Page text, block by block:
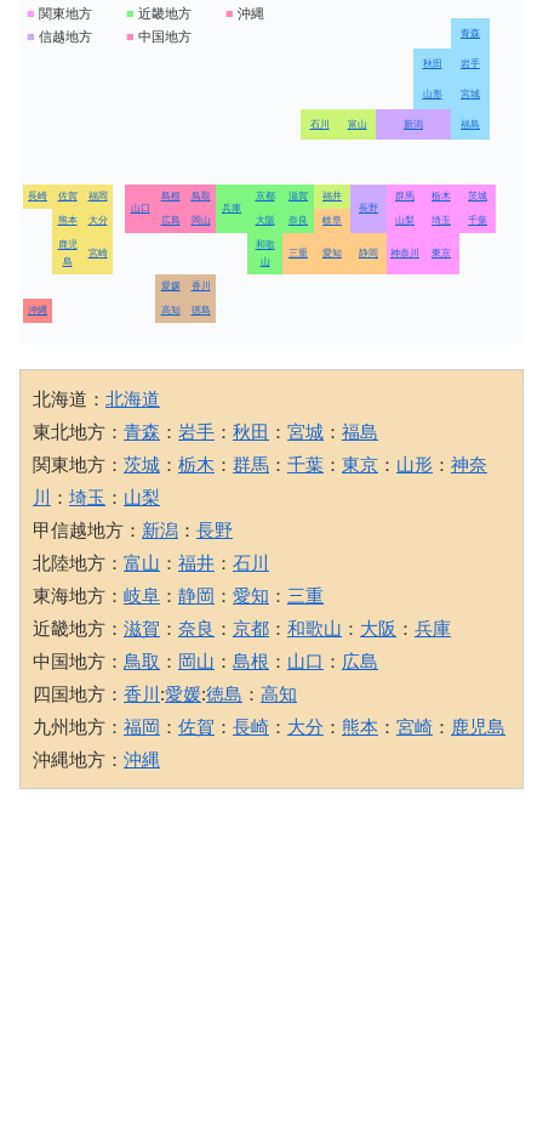
■ 関東地方
■ 信越地方
■ 近畿地方
■ 中国地方
■ 沖縄
青森
秋田 岩手
山形 宮城
石川 富山 新潟 福島
長崎 佐賀
福岡
山口
島根
鳥取
兵庫
京都 滋賀
福井
長野
群馬 栃木 茨城
熊本 大分 広島 岡山 大阪 奈良 岐阜 山梨 埼玉 千葉
鹿児
島
宮崎
和歌
山
三重 愛知 静岡 神奈川 東京
愛媛 香川
沖縄 高知 徳島
北海道： 北海道
東北地方： 青森 ： 岩手 ： 秋田 ： 宮城 ： 福島
関東地方： 茨城 ： 栃木 ： 群馬 ： 千葉 ： 東京 ： 山形 ： 神奈
川
： 埼玉 ： 山梨
甲信越地方： 新潟 ： 長野
北陸地方： 富山 ： 福井 ： 石川
東海地方： 岐阜 ： 静岡 ： 愛知 ： 三重
近畿地方： 滋賀 ： 奈良 ： 京都 ： 和歌山 ： 大阪 ： 兵庫
中国地方： 鳥取 ： 岡山 ： 島根 ： 山口 ： 広島
四国地方： 香川 :愛媛:徳島 ： 高知
九州地方： 福岡 ： 佐賀 ： 長崎 ： 大分 ： 熊本 ： 宮崎 ： 鹿児島
沖縄地方： 沖縄